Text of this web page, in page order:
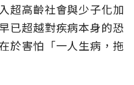
超高齡社會與少子化加
已超越對疾病本身的恐
於害怕「一人生病，拖